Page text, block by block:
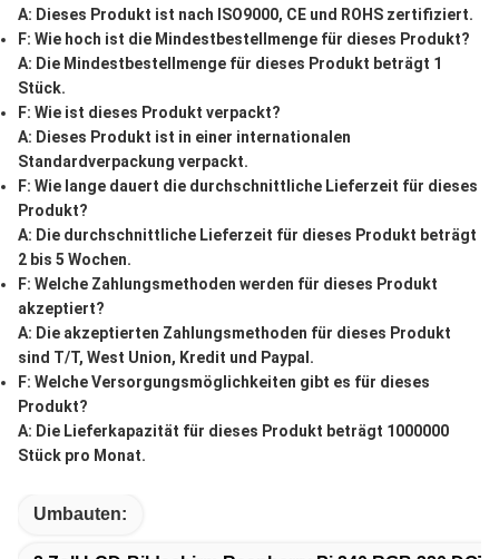
A: Dieses Produkt ist nach ISO9000, CE und ROHS zertifiziert.
F: Wie hoch ist die Mindestbestellmenge für dieses Produkt?
A: Die Mindestbestellmenge für dieses Produkt beträgt 1
Stück.
F: Wie ist dieses Produkt verpackt?
A: Dieses Produkt ist in einer internationalen
Standardverpackung verpackt.
F: Wie lange dauert die durchschnittliche Lieferzeit für dieses
Produkt?
A: Die durchschnittliche Lieferzeit für dieses Produkt beträgt
2 bis 5 Wochen.
F: Welche Zahlungsmethoden werden für dieses Produkt
akzeptiert?
A: Die akzeptierten Zahlungsmethoden für dieses Produkt
sind T/T, West Union, Kredit und Paypal.
F: Welche Versorgungsmöglichkeiten gibt es für dieses
Produkt?
A: Die Lieferkapazität für dieses Produkt beträgt 1000000
Stück pro Monat.
Umbauten: